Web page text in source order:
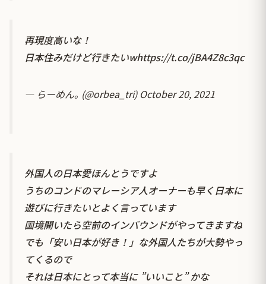
再現度高いな！
日本住みだけど行きたいwhttps://t.co/jBA4Z8c3qc
— らーめん｡ (@orbea_tri) October 20, 2021
外国人の日本愛ほんとうですよ
うちのコンドのマレーシア人オーナーも早く日本に
遊びに行きたいとよく言っています
国境開いたら空前のインバウンドがやってきますね
でも「安い日本が好き！」な外国人たちが大勢やっ
てくるので
それは日本にとって本当に ”いいこと” かな